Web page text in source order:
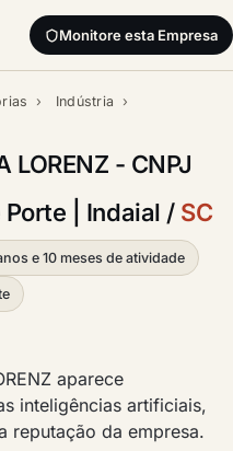
Monitore esta Empresa
› Indústria ›
LORENZ - CNPJ
| Indaial / SC
e 10 meses de atividade
aparece
inteligências artificiais,
reputação da empresa.